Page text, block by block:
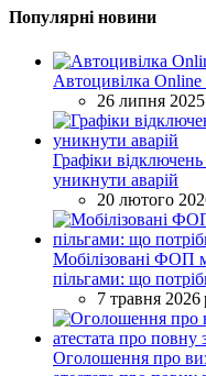
Популярні новини
Автоцивілка
26 липня 2025
Графіки
уникнути аварій
20 лютого
Мобілізовані ФОП
пільгами: що
7 травня 2026
Оголошення про